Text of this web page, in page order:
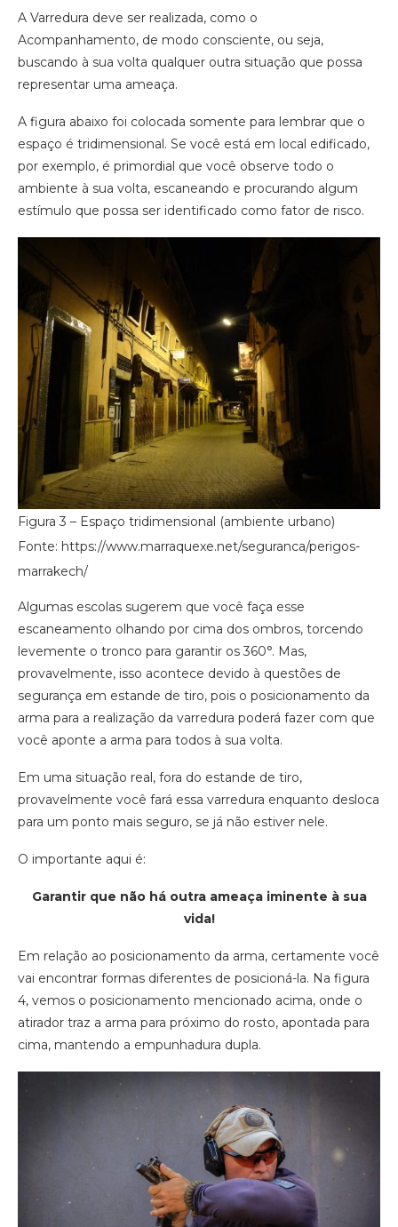
A Varredura deve ser realizada, como o
Acompanhamento, de modo consciente, ou seja,
buscando à sua volta qualquer outra situação que possa
representar uma ameaça.
A figura abaixo foi colocada somente para lembrar que o
espaço é tridimensional. Se você está em local edificado,
por exemplo, é primordial que você observe todo o
ambiente à sua volta, escaneando e procurando algum
estímulo que possa ser identificado como fator de risco.
Figura 3 – Espaço tridimensional (ambiente urbano)
Fonte: ​https://www.marraquexe.net/seguranca/perigos-
marrakech/
Algumas escolas sugerem que você faça esse
escaneamento olhando por cima dos ombros, torcendo
levemente o tronco para garantir os 360°. Mas,
provavelmente, isso acontece devido à questões de
segurança em estande de tiro, pois o posicionamento da
arma para a realização da varredura poderá fazer com que
você aponte a arma para todos à sua volta.
Em uma situação real, fora do estande de tiro,
provavelmente você fará essa varredura enquanto desloca
para um ponto mais seguro, se já não estiver nele.
O importante aqui é:
Garantir que não há outra ameaça iminente à sua
vida!
Em relação ao posicionamento da arma, certamente você
vai encontrar formas diferentes de posicioná-la. Na figura
4, vemos o posicionamento mencionado acima, onde o
atirador traz a arma para próximo do rosto, apontada para
cima, mantendo a empunhadura dupla.